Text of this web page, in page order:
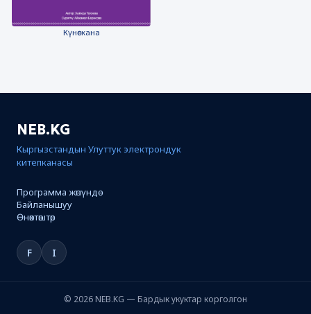
Күнөскана
NEB.KG
Кыргызстандын Улуттук электрондук
китепканасы
Программа жөнүндө
Байланышуу
Өнөктөштөр
F I
© 2026 NEB.KG — Бардык укуктар корголгон